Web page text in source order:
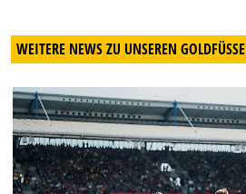
WEITERE NEWS ZU UNSEREN GOLDFÜSSEN